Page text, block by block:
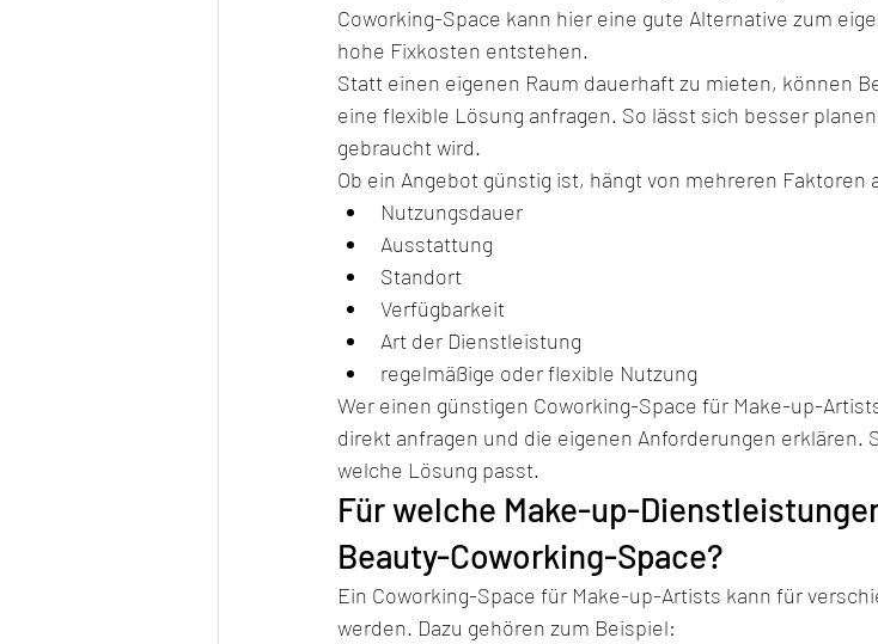
Coworking-Space kann hier eine gute Alternative zum
hohe Fixkosten entstehen.
Statt einen eigenen Raum dauerhaft zu mieten, können
eine flexible Lösung anfragen. So lässt sich besser
gebraucht wird.
Ob ein Angebot günstig ist, hängt von mehreren Faktoren
Nutzungsdauer
Ausstattung
Standort
Verfügbarkeit
Art der Dienstleistung
regelmäßige oder flexible Nutzung
Wer einen günstigen Coworking-Space für Make-up-
direkt anfragen und die eigenen Anforderungen erklären.
welche Lösung passt.
Für welche Make-up-
Beauty-Coworking-Space?
Ein Coworking-Space für Make-up-Artists kann für
werden. Dazu gehören zum Beispiel: